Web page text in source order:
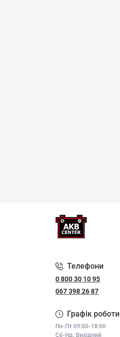
Телефони
0 800 30 10 95
067 398 26 87
Графік роботи
Пн-Пт 09:00-18:00
Сб-Нд: Вихідний